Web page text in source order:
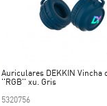
Auriculares DEKKIN Vincha
''RGB'' xu. Gris
5320756